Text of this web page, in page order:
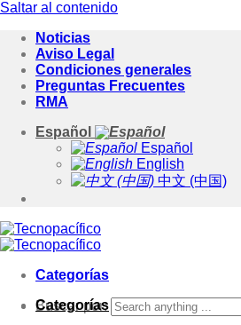
Saltar al contenido
Noticias
Aviso Legal
Condiciones generales
Preguntas Frecuentes
RMA
Español
Español
English
中文 (中国)
Categorías
Buscar por:
Categorías